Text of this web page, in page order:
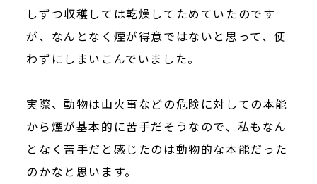
しずつ収穫しては乾燥してためていたのです
が、なんとなく煙が得意ではないと思って、使
わずにしまいこんでいました。
実際、動物は山火事などの危険に対しての本能
から煙が基本的に苦手だそうなので、私もなん
となく苦手だと感じたのは動物的な本能だった
のかなと思います。